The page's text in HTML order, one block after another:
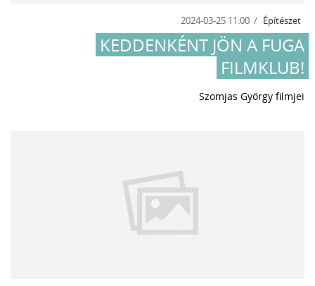
2024-03-25 11:00 Építészet
KEDDENKÉNT JÖN A FUGA
FILMKLUB!
Szomjas György filmjei